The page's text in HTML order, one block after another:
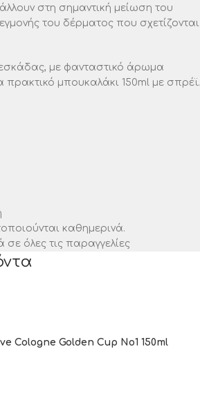
στη σημαντική μείωση του
του δέρματος που σχετίζονται
με φανταστικό άρωμα
μπουκαλάκι 150ml με σπρέϊ.
καθημερινά.
όλες τις παραγγελίες
Cologne Golden Cup No1 150ml